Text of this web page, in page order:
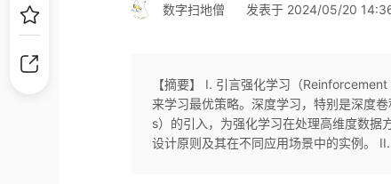
数字扫地僧 发表于 2024/05/20
【摘要】 I. 引言强化学习（
来学习最优策略。深度学习，特别是深度
s）的引入，为强化学习在处理高维度数据
设计原则及其在不同应用场景中的实例。